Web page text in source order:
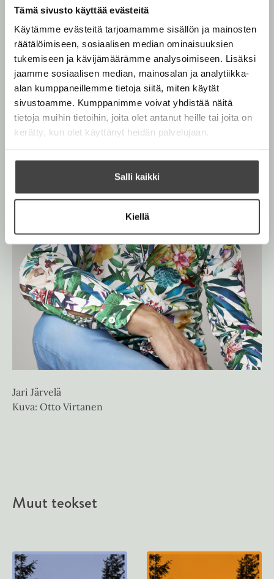
Tämä sivusto käyttää evästeitä
Käytämme evästeitä tarjoamamme sisällön ja mainosten
räätälöimiseen, sosiaalisen median ominaisuuksien
tukemiseen ja kävijämäärämme analysoimiseen. Lisäksi
jaamme sosiaalisen median, mainosalan ja analytiikka-
alan kumppaneillemme tietoja siitä, miten käytät
sivustoamme. Kumppanimme voivat yhdistää näitä
tietoja muihin tietoihin, joita olet antanut heille tai joita on
kerätty, kun olet käyttänyt heidän palvelujaan.
Salli kaikki
Kiellä
h
t
e
e
n
h
t
e
e
n
ä
r
v
e
l
ä
Jari Järvelä
Kuva: Otto Virtanen
Muut teokset